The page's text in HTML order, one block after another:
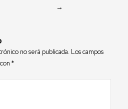
→
no será publicada. Los campos
con*